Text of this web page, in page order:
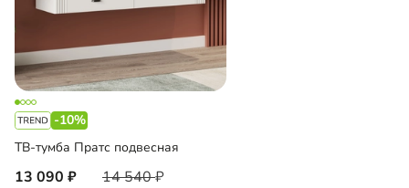
-10%
ТВ-тумба Пратс подвесная
13 090 14 540